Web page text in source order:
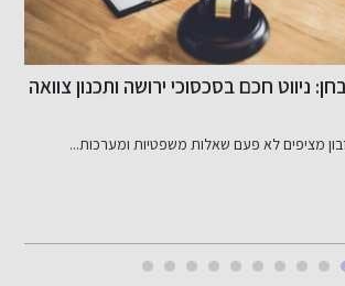
בקלות
ולמה הוא חשוב? דירוג אשראי שלי...